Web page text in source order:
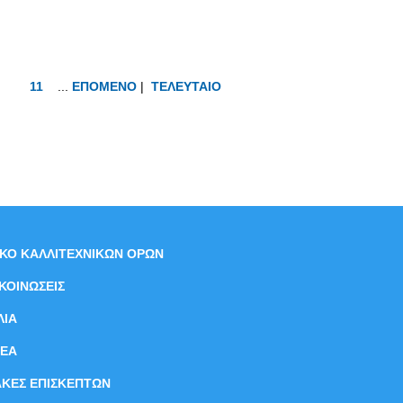
11 ΕΠΟΜΕΝΟ | ΤΕΛΕΥΤΑΙΟ
ΚΑΛΛΙΤΕΧΝΙΚΩΝ ΟΡΩΝ
ΕΠΙΣΚΕΠΤΩΝ